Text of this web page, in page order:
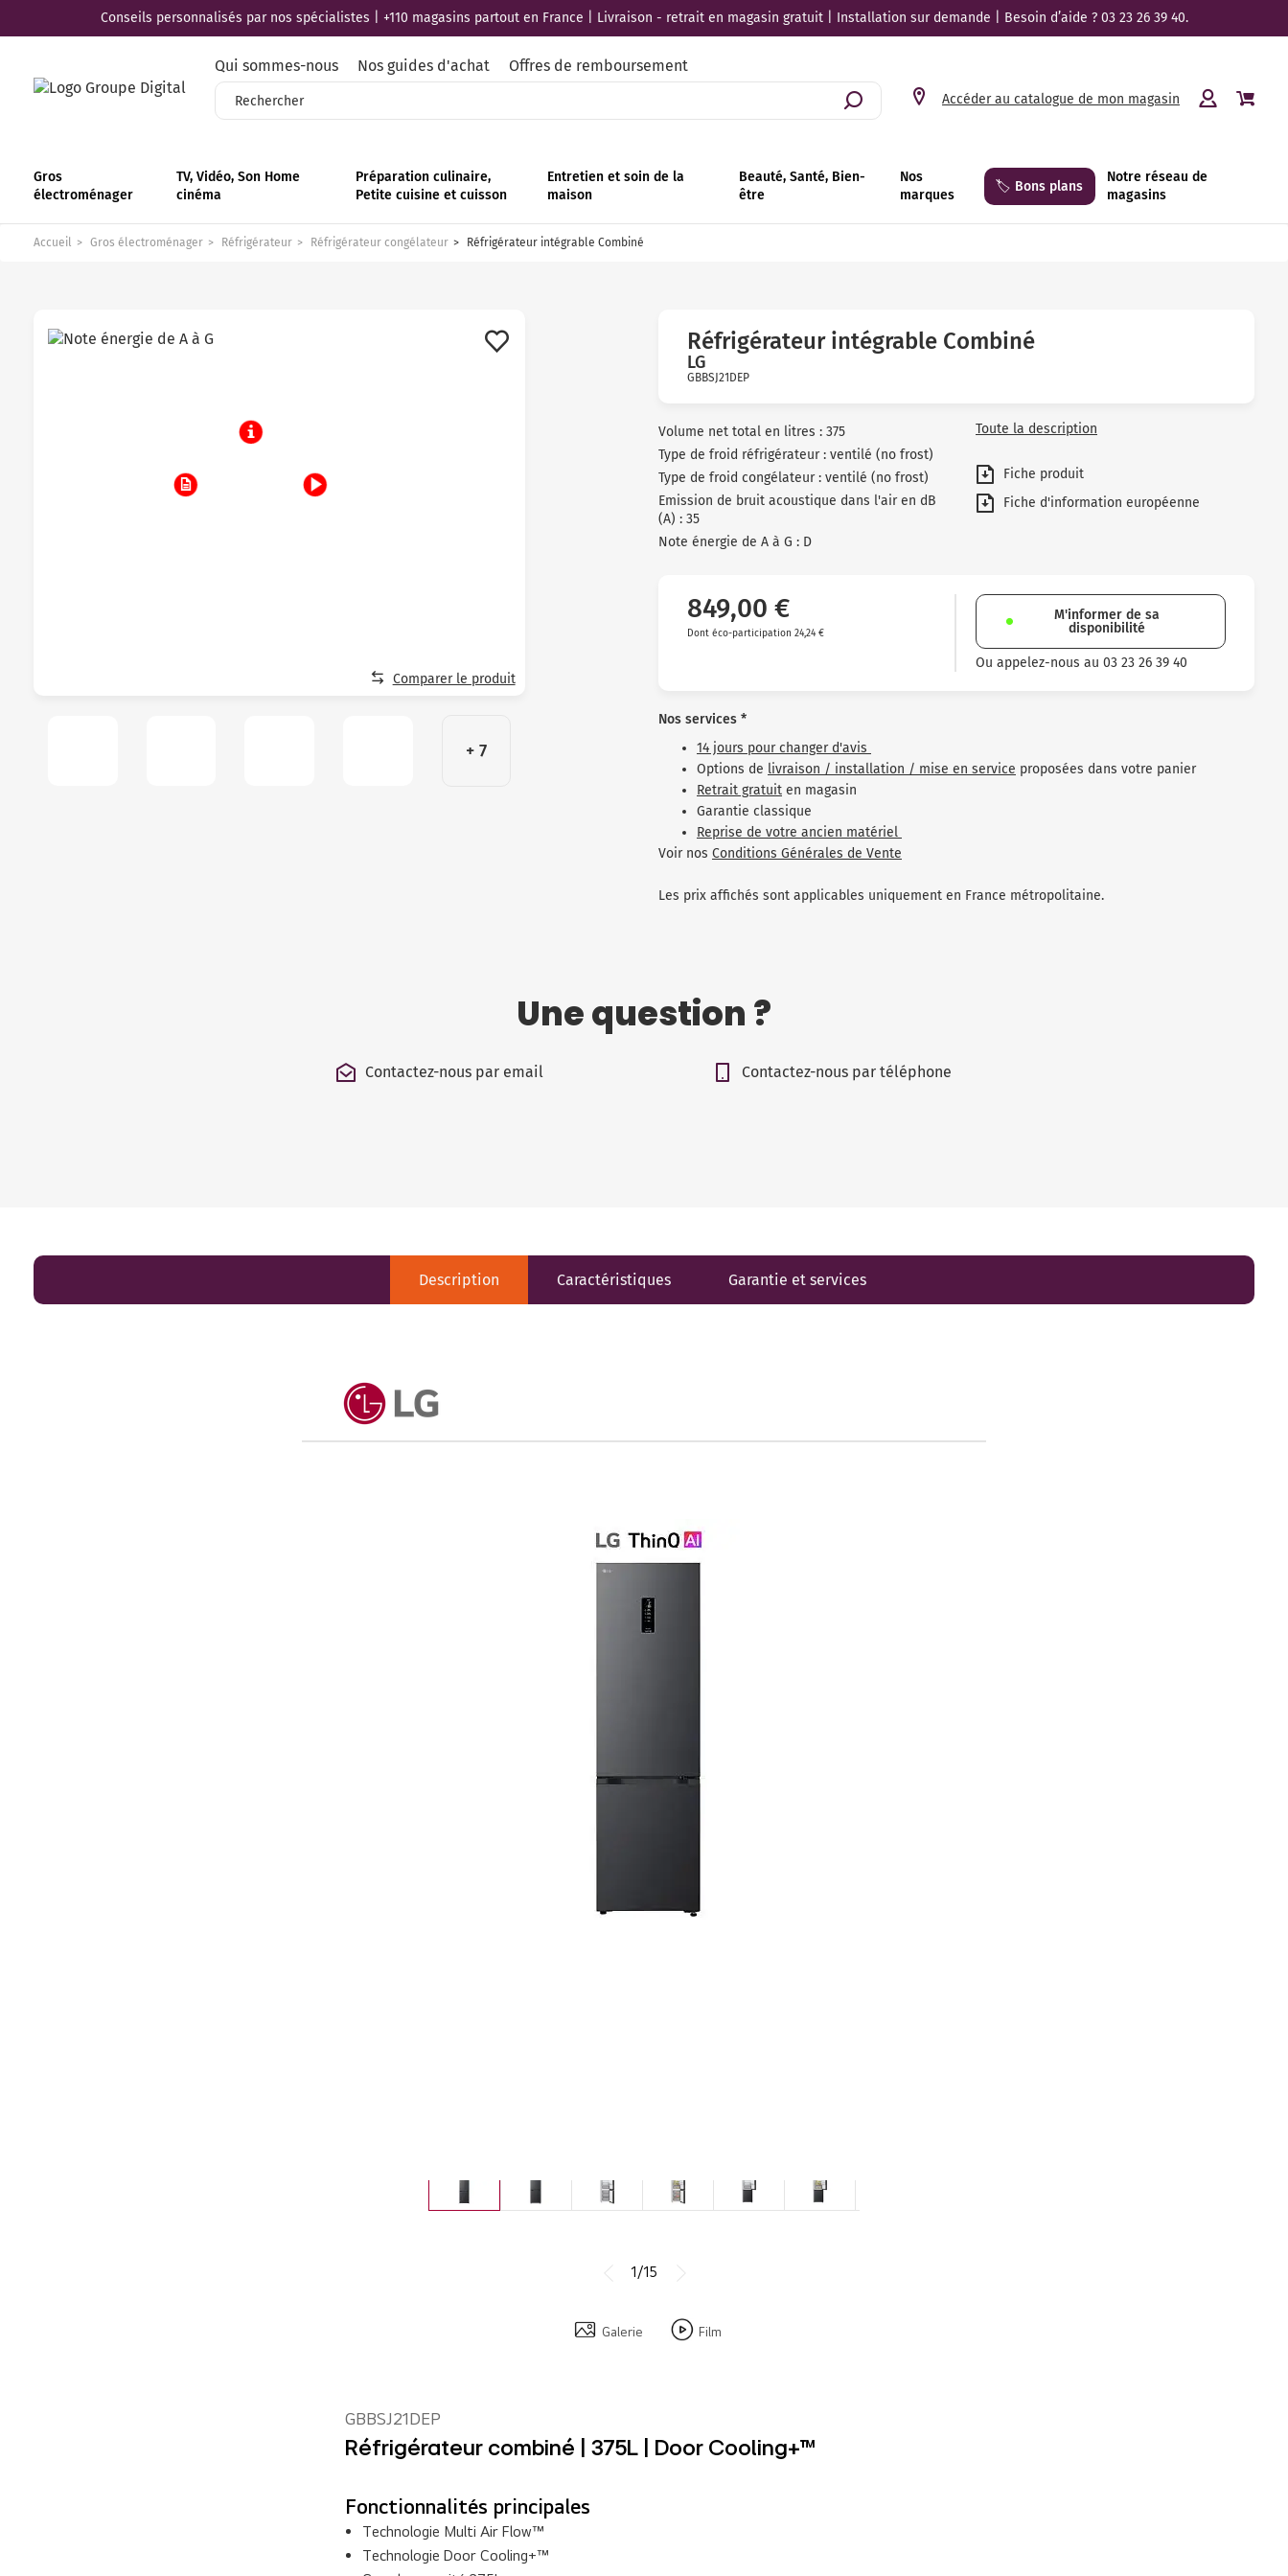
Conseils personnalisés par nos spécialistes | +110 magasins partout en France | Livraison - retrait en magasin gratuit | Installation sur demande | Besoin d’aide ? 03 23 26 39 40.
Qui sommes-nous Nos guides d'achat Offres de remboursement
Accéder au catalogue de mon magasin
Gros
électroménager
TV, Vidéo, Son Home
cinéma
Préparation culinaire,
Petite cuisine et cuisson
Entretien et soin de la
maison
Beauté, Santé, Bien-
être
Nos
marques
🏷️ Bons plans
Notre réseau de
magasins
Accueil Gros électroménager Réfrigérateur Réfrigérateur congélateur Réfrigérateur intégrable Combiné
+ 7
Comparer le produit
Réfrigérateur intégrable Combiné
LG
GBBSJ21DEP
Volume net total en litres : 375
Type de froid réfrigérateur : ventilé (no frost)
Type de froid congélateur : ventilé (no frost)
Emission de bruit acoustique dans l'air en dB
(A) : 35
Note énergie de A à G : D
Toute la description
Fiche produit
Fiche d'information européenne
849,00 €
Dont éco-participation 24,24 €
M'informer de sa
disponibilité
Ou appelez-nous au 03 23 26 39 40
Nos services *
14 jours pour changer d'avis
Options de livraison / installation / mise en service proposées dans votre panier
Retrait gratuit en magasin
Garantie classique
Reprise de votre ancien matériel
Voir nos Conditions Générales de Vente
Les prix affichés sont applicables uniquement en France métropolitaine.
Une question ?
Contactez-nous par email Contactez-nous par téléphone
Description Caractéristiques Garantie et services
1/15
Galerie Film
GBBSJ21DEP
Réfrigérateur combiné | 375L | Door Cooling+™
Fonctionnalités principales
Technologie Multi Air Flow™
Technologie Door Cooling+™